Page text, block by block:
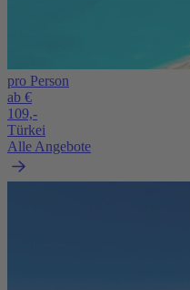
pro Person
ab €
109,-
Türkei
Alle Angebote